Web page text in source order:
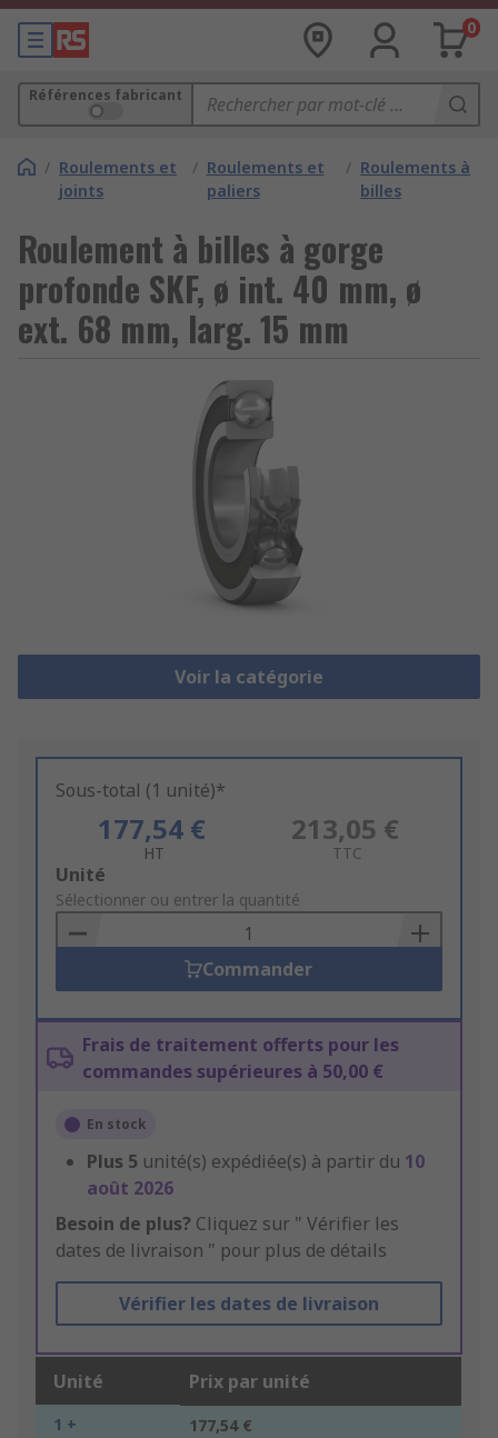
0
Références fabricant
/ Roulements et
joints
/ Roulements et
paliers
/ Roulements à
billes
Roulement à billes à gorge
profonde SKF, ø int. 40 mm, ø
ext. 68 mm, larg. 15 mm
Voir la catégorie
Sous-total (1 unité)*
177,54 €
HT
213,05 €
TTC
Add
to
Basket
Unité
Sélectionner ou entrer la quantité
Commander
Frais de traitement offerts pour les
commandes supérieures à 50,00 €
En stock
Plus 5 unité(s) expédiée(s) à partir du 10
août 2026
Besoin de plus? Cliquez sur " Vérifier les
dates de livraison " pour plus de détails
Vérifier les dates de livraison
Unité Prix par unité
1 + 177,54 €